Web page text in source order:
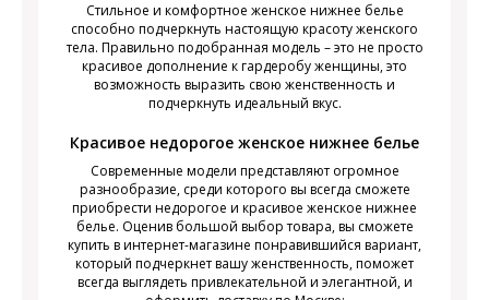
Стильное и комфортное женское нижнее белье
способно подчеркнуть настоящую красоту женского
тела. Правильно подобранная модель – это не просто
красивое дополнение к гардеробу женщины, это
возможность выразить свою женственность и
подчеркнуть идеальный вкус.
Красивое недорогое женское нижнее белье
Современные модели представляют огромное
разнообразие, среди которого вы всегда сможете
приобрести недорогое и красивое женское нижнее
белье. Оценив большой выбор товара, вы сможете
купить в интернет-магазине понравившийся вариант,
который подчеркнет вашу женственность, поможет
всегда выглядеть привлекательной и элегантной, и